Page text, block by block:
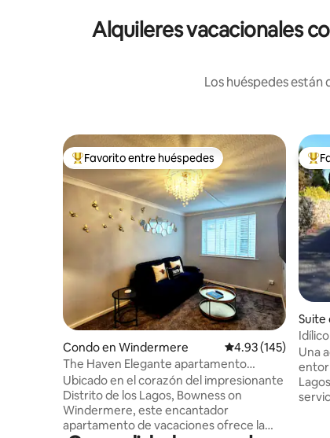
Alquileres vacacionales
Los huéspedes
Favorito entre huéspedes preferido
Favorito entre huéspedes
Condo en Windermere Calificación
4.93 (145)
The Haven Elegante apartamento
céntrico acogedor, Estacionamiento
gratuito
Ubicado en el corazón del impresionante
Distrito de los Lagos, Bowness on
Windermere, este encantador
apartamento de vacaciones ofrece la
Suite
mere
Una